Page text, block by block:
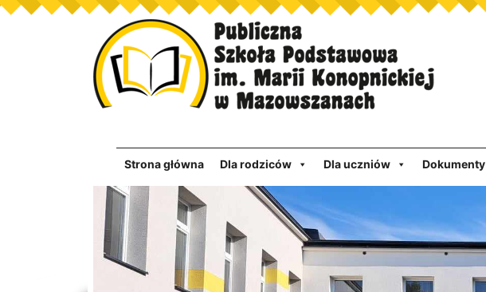
Strona główna Dla rodziców Dla uczniów Dokumenty